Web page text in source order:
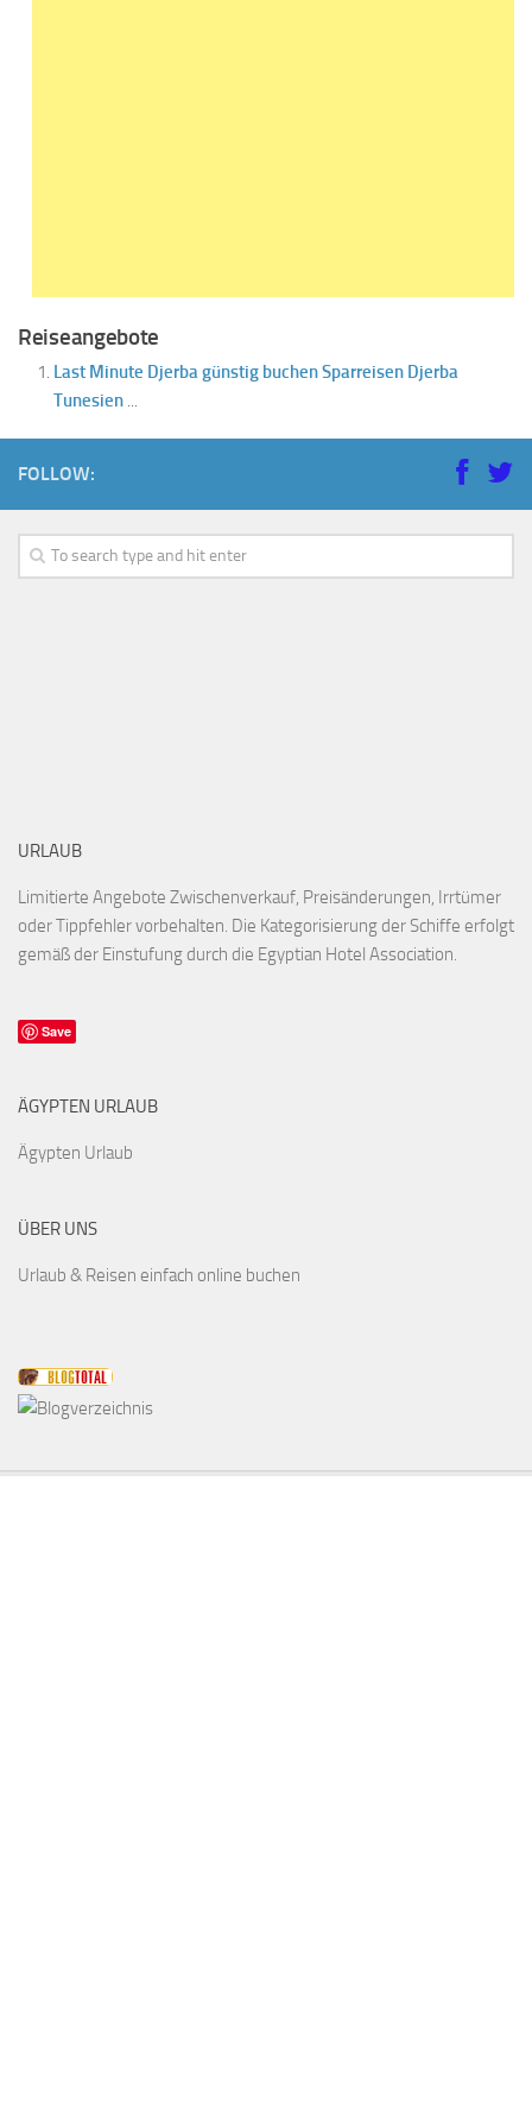
Reiseangebote
Last Minute Djerba günstig buchen Sparreisen Djerba
Tunesien ...
FOLLOW:
URLAUB
Limitierte Angebote Zwischenverkauf, Preisänderungen, Irrtümer
oder Tippfehler vorbehalten. Die Kategorisierung der Schiffe erfolgt
gemäß der Einstufung durch die Egyptian Hotel Association.
Save
ÄGYPTEN URLAUB
Ägypten Urlaub
ÜBER UNS
Urlaub & Reisen einfach online buchen